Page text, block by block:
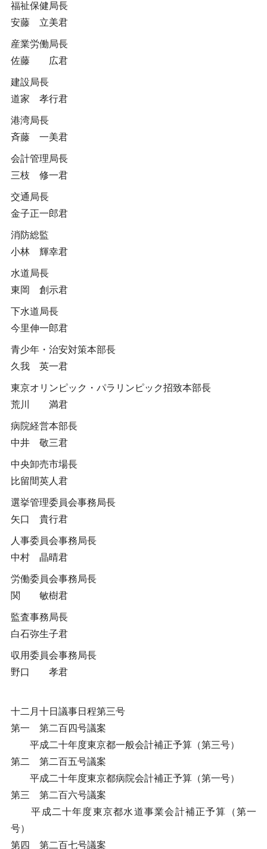
福祉保健局長
安藤 立美君
産業労働局長
佐藤 広君
建設局長
道家 孝行君
港湾局長
斉藤 一美君
会計管理局長
三枝 修一君
交通局長
金子正一郎君
消防総監
小林 輝幸君
水道局長
東岡 創示君
下水道局長
今里伸一郎君
青少年・治安対策本部長
久我 英一君
東京オリンピック・パラリンピック招致本部長
荒川 満君
病院経営本部長
中井 敬三君
中央卸売市場長
比留間英人君
選挙管理委員会事務局長
矢口 貴行君
人事委員会事務局長
中村 晶晴君
労働委員会事務局長
関 敏樹君
監査事務局長
白石弥生子君
収用委員会事務局長
野口 孝君
十二月十日議事日程第三号
第一 第二百四号議案
平成二十年度東京都一般会計補正予算（第三号）
第二 第二百五号議案
平成二十年度東京都病院会計補正予算（第一号）
第三 第二百六号議案
平成二十年度東京都水道事業会計補正予算（第一
号）
第四 第二百七号議案